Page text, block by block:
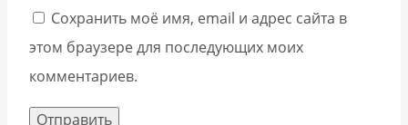
Сохранить моё имя, email и адрес сайта в
этом браузере для последующих моих
комментариев.